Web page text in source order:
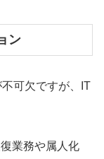
ン
可欠ですが、IT
業務や属人化